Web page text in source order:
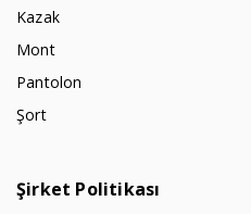
Kazak
Mont
Pantolon
Şort
Şirket Politikası